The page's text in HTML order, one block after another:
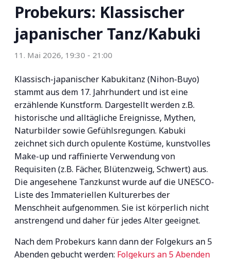
Probekurs: Klassischer
japanischer Tanz/Kabuki
11. Mai 2026, 19:30 - 21:00
Klassisch-japanischer Kabukitanz (Nihon-Buyo)
stammt aus dem 17. Jahrhundert und ist eine
erzählende Kunstform. Dargestellt werden z.B.
historische und alltägliche Ereignisse, Mythen,
Naturbilder sowie Gefühlsregungen. Kabuki
zeichnet sich durch opulente Kostüme, kunstvolles
Make-up und raffinierte Verwendung von
Requisiten (z.B. Fächer, Blütenzweig, Schwert) aus.
Die angesehene Tanzkunst wurde auf die UNESCO-
Liste des Immateriellen Kulturerbes der
Menschheit aufgenommen. Sie ist körperlich nicht
anstrengend und daher für jedes Alter geeignet.
Nach dem Probekurs kann dann der Folgekurs an 5
Abenden gebucht werden: Folgekurs an 5 Abenden